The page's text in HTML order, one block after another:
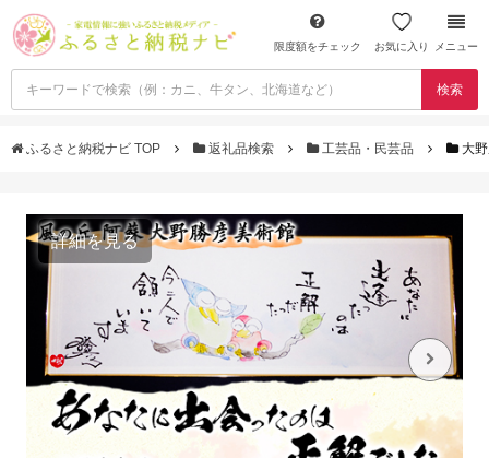
限度額をチェック お気に入り メニュー
検索
ふるさと納税ナビ TOP 返礼品検索 工芸品・民芸品 大
詳細を見る